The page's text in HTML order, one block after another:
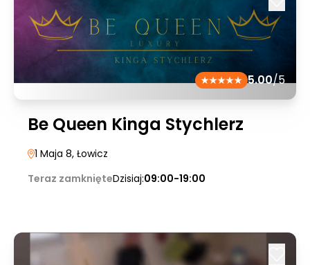
5.00/5
Be Queen Kinga Stychlerz
1 Maja 8, Łowicz
Teraz zamknięteDzisiaj:09:00-19:00